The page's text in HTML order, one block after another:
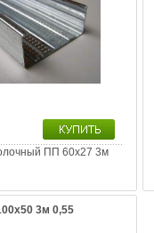
ПП 60х27 3м
3м 0,55